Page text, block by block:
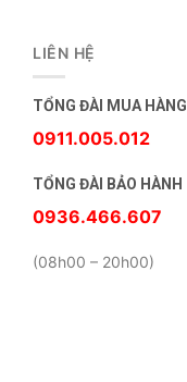
LIÊN HỆ
TỔNG ĐÀI MUA HÀNG
0911.005.012
TỔNG ĐÀI BẢO HÀNH
0936.466.607
(08h00 – 20h00)